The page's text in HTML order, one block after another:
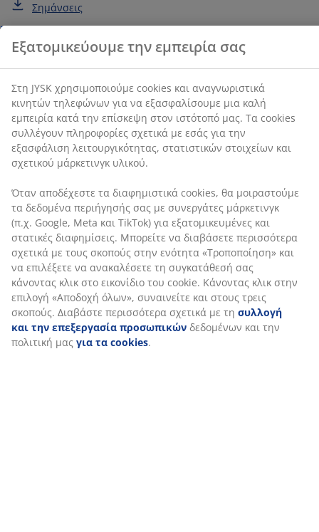
Σημάνσεις
Χαρακτηριστικά προϊόντος
Αξιολογήσεις
(0)
Αποστολή
Στη JYSK χρησιμοποιούμε cookies και αναγνωριστικά
κινητών τηλεφώνων για να εξασφαλίσουμε μια καλή
εμπειρία κατά την επίσκεψη στον ιστότοπό μας. Τα
cookies συλλέγουν πληροφορίες σχετικά με εσάς για
την εξασφάλιση λειτουργικότητας, στατιστικών
στοιχείων και σχετικού μάρκετινγκ υλικού.
Όταν αποδέχεστε τα διαφημιστικά cookies, θα
μοιραστούμε τα δεδομένα περιήγησής σας με
συνεργάτες μάρκετινγκ (π.χ. Google, Meta και TikTok)
για εξατομικευμένες και στατικές διαφημίσεις.
σκοπούς στην ενότητα «Τροποποίηση» και να
επιλέξετε να ανακαλέσετε τη συγκατάθεσή σας
κάνοντας κλικ στο εικονίδιο του cookie. Κάνοντας κλικ
στην επιλογή «Αποδοχή όλων», συναινείτε και στους
τρεις σκοπούς. Διαβάστε περισσότερα σχετικά με τη
συλλογή και την επεξεργασία προσωπικών
δεδομένων και την πολιτική μαςγια τα cookies.